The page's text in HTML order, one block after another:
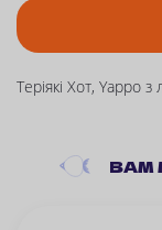
Теріякі Хот, Yappo
ВАМ